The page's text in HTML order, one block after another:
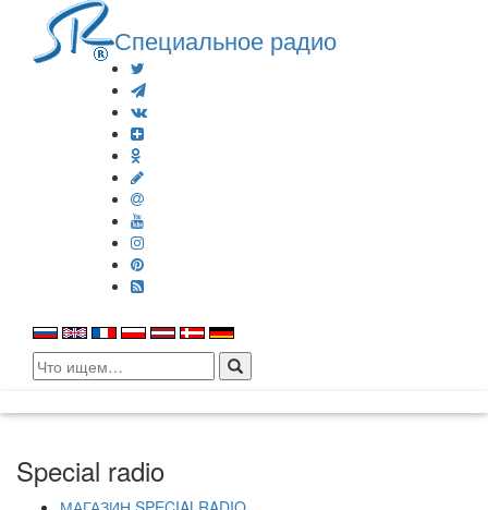
Специальное радио
Search
for:
Special radio